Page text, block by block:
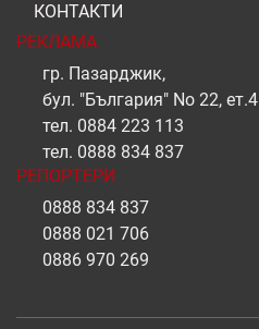
КОНТАКТИ
РЕКЛАМА
гр. Пазарджик,
бул. "България" No 22, ет.4
тел. 0884 223 113
тел. 0888 834 837
РЕПОРТЕРИ
0888 834 837
0888 021 706
0886 970 269